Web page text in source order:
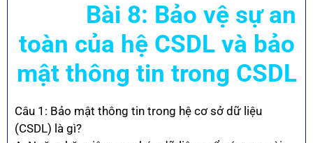
Bài 8: Bảo vệ sự an
toàn của hệ CSDL và bảo
mật thông tin trong CSDL
Câu 1: Bảo mật thông tin trong hệ cơ sở dữ liệu
(CSDL) là gì?